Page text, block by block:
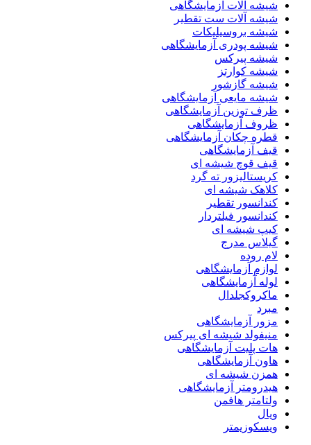
شیشه آلات آزمایشگاهی
شیشه آلات ست تقطیر
شیشه بروسیلیکات
شیشه پودری آزمایشگاهی
شیشه پیرکس
شیشه کوارتز
شیشه گازشور
شیشه مایعی آزمایشگاهی
ظرف توزین آزمایشگاهی
ظروف آزمایشگاهی
قطره چکان آزمایشگاهی
قیف آزمایشگاهی
قیف قوچ شیشه ای
کریستالیزور ته گرد
کلاهک شیشه ای
کندانسور تقطیر
کندانسور فیلتردار
کیپ شیشه ای
گیلاس مدرج
لام روده
لوازم آزمایشگاهی
لوله آزمایشگاهی
ماکروکجلدال
مبرد
مزور آزمایشگاهی
منیفولد شیشه ای پیرکس
هات پلیت آزمایشگاهی
هاون آزمایشگاهی
همزن شیشه ای
هیدرومتر آزمایشگاهی
ولتامتر هافمن
ویال
ویسکوزیمتر